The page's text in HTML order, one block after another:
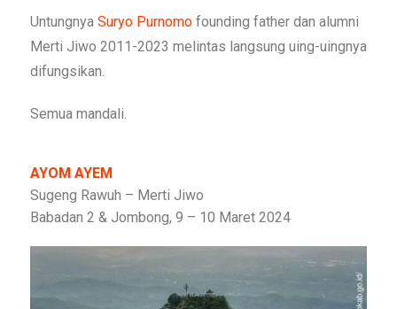
Untungnya Suryo Purnomofounding father dan alumni
Merti Jiwo 2011-2023 melintas langsung uing-uingnya
difungsikan.
Semua mandali.
AYOM AYEM
Sugeng Rawuh – Merti Jiwo
Babadan 2 & Jombong, 9 – 10 Maret 2024